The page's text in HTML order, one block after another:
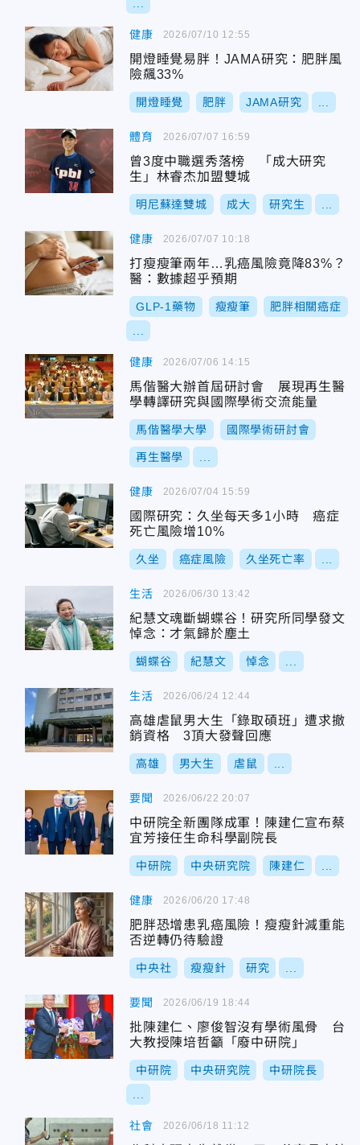
健康
開燈睡覺易胖！JAMA研究：肥胖風
險飆33%
開燈睡覺 肥胖 JAMA研究
2026/07/10 12:55
體育
曾3度中職選秀落榜 「成大研究
生」林睿杰加盟雙城
明尼蘇達雙城 成大 研究生
2026/07/07 16:59
健康
打瘦瘦筆兩年…乳癌風險竟降83%？
醫：數據超乎預期
GLP-1藥物 瘦瘦筆 肥胖相關癌症
2026/07/07 10:18
健康
馬偕醫大辦首屆研討會 展現再生醫
學轉譯研究與國際學術交流能量
馬偕醫學大學 國際學術研討會
再生醫學
2026/07/06 14:15
健康
國際研究：久坐每天多1小時 癌症
死亡風險增10%
久坐 癌症風險 久坐死亡率
2026/07/04 15:59
生活
紀慧文魂斷蝴蝶谷！研究所同學發文
悼念：才氣歸於塵土
蝴蝶谷 紀慧文 悼念
2026/06/30 13:42
生活
高雄虐鼠男大生「錄取碩班」遭求撤
銷資格 3頂大發聲回應
高雄 男大生 虐鼠
2026/06/24 12:44
要聞
中研院全新團隊成軍！陳建仁宣布蔡
宜芳接任生命科學副院長
中研院 中央研究院 陳建仁
2026/06/22 20:07
健康
肥胖恐增患乳癌風險！瘦瘦針減重能
否逆轉仍待驗證
中央社 瘦瘦針 研究
2026/06/20 17:48
要聞
批陳建仁、廖俊智沒有學術風骨 台
大教授陳培哲籲「廢中研院」
中研院 中央研究院 中研院長
2026/06/19 18:44
社會 2026/06/18 11:12